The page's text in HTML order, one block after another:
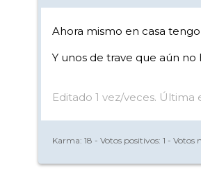
Ahora mismo en casa
Y unos de trave que aún
Editado 1 vez/veces. Última
Karma: 18 - Votos positivos: 1 - Votos